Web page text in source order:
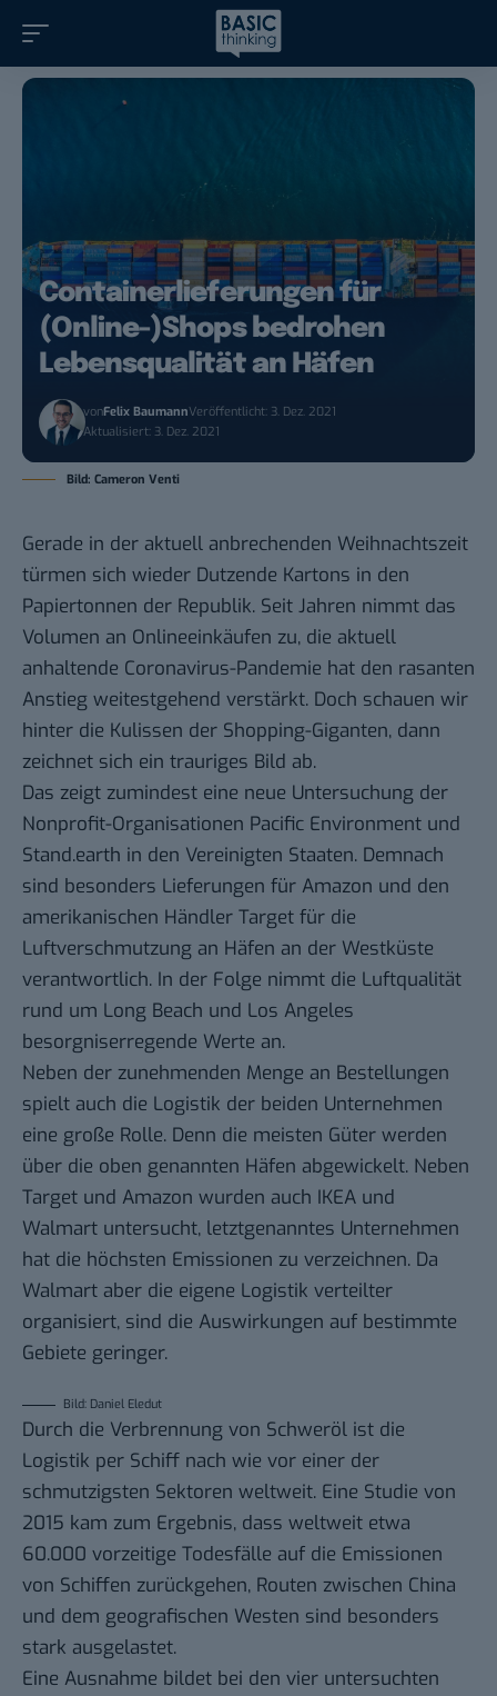
Containerlieferungen für
(Online-)Shops bedrohen
Lebensqualität an Häfen
vonFelix BaumannVeröffentlicht: 3. Dez. 2021
Aktualisiert: 3. Dez. 2021
Bild: Cameron Venti
Gerade in der aktuell anbrechenden Weihnachtszeit
türmen sich wieder Dutzende Kartons in den
Papiertonnen der Republik. Seit Jahren nimmt das
Volumen an Onlineeinkäufen zu, die aktuell
anhaltende Coronavirus-Pandemie hat den rasanten
Anstieg weitestgehend verstärkt. Doch schauen wir
hinter die Kulissen der Shopping-Giganten, dann
zeichnet sich ein trauriges Bild ab.
Das zeigt zumindest eine neue Untersuchung der
Nonprofit-Organisationen Pacific Environment und
Stand.earth in den Vereinigten Staaten. Demnach
sind besonders Lieferungen für Amazon und den
amerikanischen Händler Target für die
Luftverschmutzung an Häfen an der Westküste
verantwortlich. In der Folge nimmt die Luftqualität
rund um Long Beach und Los Angeles
besorgniserregende Werte an.
Neben der zunehmenden Menge an Bestellungen
spielt auch die Logistik der beiden Unternehmen
eine große Rolle. Denn die meisten Güter werden
über die oben genannten Häfen abgewickelt. Neben
Target und Amazon wurden auch IKEA und
Walmart untersucht, letztgenanntes Unternehmen
hat die höchsten Emissionen zu verzeichnen. Da
Walmart aber die eigene Logistik verteilter
organisiert, sind die Auswirkungen auf bestimmte
Gebiete geringer.
Bild: Daniel Eledut
Durch die Verbrennung von Schweröl ist die
Logistik per Schiff nach wie vor einer der
schmutzigsten Sektoren weltweit. Eine Studie von
2015 kam zum Ergebnis, dass weltweit etwa
60.000 vorzeitige Todesfälle auf die Emissionen
von Schiffen zurückgehen, Routen zwischen China
und dem geografischen Westen sind besonders
stark ausgelastet.
Eine Ausnahme bildet bei den vier untersuchten